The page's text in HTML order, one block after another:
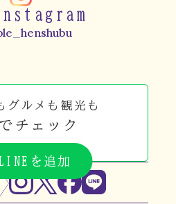
グルメも観光も
でチェック
を追加